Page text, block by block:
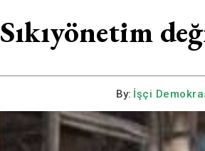
Sıkıyönetim
By: İşçi